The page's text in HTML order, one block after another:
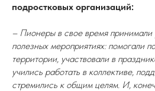
подростковых организаций:
– Пионеры в свое время принимали
полезных мероприятиях: помогали
территории, участвовали в
учились работать в коллективе,
стремились к общим целям. И,